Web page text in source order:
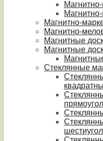
Магнитно-
Магнитно-
Магнитные
Магнитные
Стеклянные